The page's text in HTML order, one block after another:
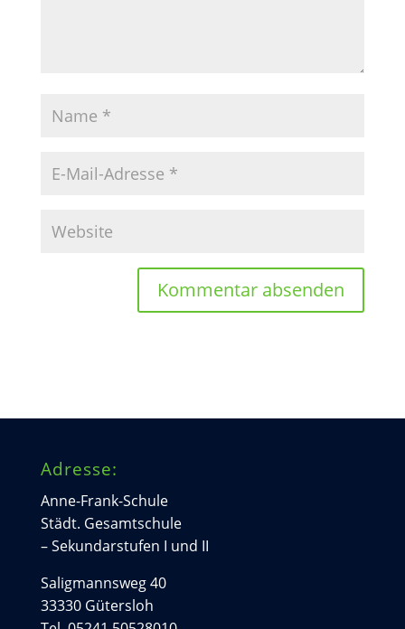
Adresse:
Anne-Frank-Schule
Städt. Gesamtschule
– Sekundarstufen I und II
Saligmannsweg 40
33330 Gütersloh